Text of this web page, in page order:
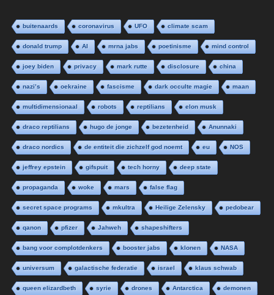
buitenaards coronavirus UFO climate scam
donald trump AI mrna jabs poetinisme mind control
joey biden privacy mark rutte disclosure china
nazi’s oekraine fascisme dark occulte magie maan
multidimensionaal robots reptilians elon musk
draco reptilians hugo de jonge bezetenheid Anunnaki
draco nordics de entiteit die zichzelf god noemt eu NOS
jeffrey epstein gifspuit tech horny deep state
propaganda woke mars false flag
secret space programs mkultra Heilige Zelensky pedobear
qanon pfizer Jahweh shapeshifters
bang voor complotdenkers booster jabs klonen NASA
universum galactische federatie israel klaus schwab
queen elizardbeth syrie drones Antarctica demonen